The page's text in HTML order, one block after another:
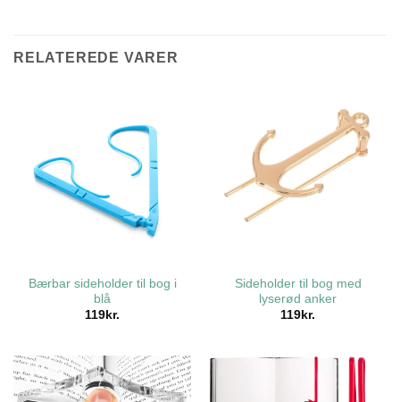
RELATEREDE VARER
Bærbar sideholder til bog i
blå
119 kr.
Sideholder til bog med
lyserød anker
119 kr.